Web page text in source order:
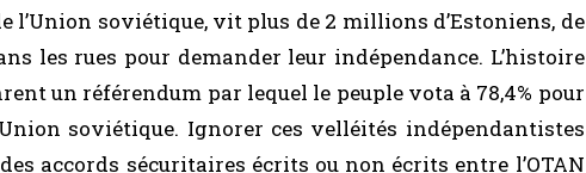
soviétique, vit plus de 2 millions d’Estoniens, de
les rues pour demander leur indépendance. L’histoire
un référendum par lequel le peuple vota à 78,4% pour
soviétique. Ignorer ces velléités indépendantistes
accords sécuritaires écrits ou non écrits entre l’OTAN